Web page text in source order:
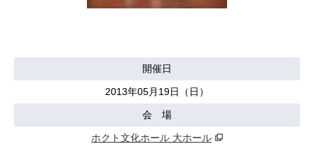
開催日
2013年05月19日（日）
会 場
ホクト文化ホール 大ホール